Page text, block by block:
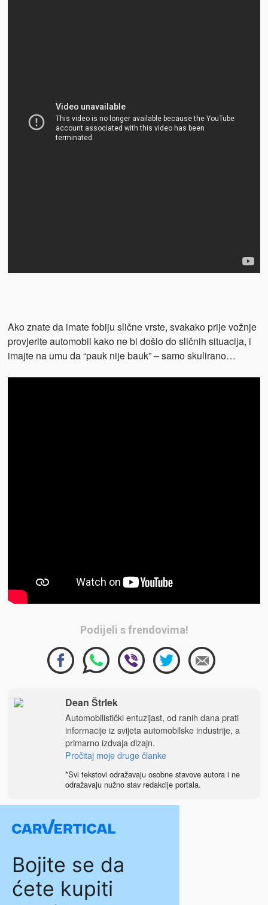
Ako znate da imate fobiju slične vrste, svakako prije vožnje
provjerite automobil kako ne bi došlo do sličnih situacija, i
imajte na umu da “pauk nije bauk” – samo skulirano…
Podijeli s frendovima!
Dean Štrlek
Automobilistički entuzijast, od ranih dana prati
informacije iz svijeta automobilske industrije, a
primarno izdvaja dizajn.
Pročitaj moje druge članke
*Svi tekstovi odražavaju osobne stavove autora i ne
odražavaju nužno stav redakcije portala.